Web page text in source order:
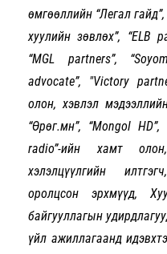
өмгөөллийн “Легал
хуулийн зөвлөх”, “ELB
“MGL partners”, “
advocate”, "Victory
олон, хэвлэл
“Өрөг.мн”, “Mongol HD”,
radio”-ийн хамт
хэлэлцүүлгийн
оролцсон эрхмүүд,
байгууллагын
үйл ажиллагаанд